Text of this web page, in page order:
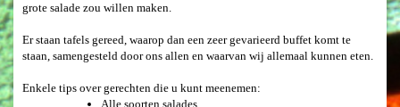
grote salade zou willen maken.
Er staan tafels gereed, waarop dan een zeer gevarieerd buffet komt te
staan, samengesteld door ons allen en waarvan wij allemaal kunnen eten.
Enkele tips over gerechten die u kunt meenemen:
Alle soorten salades